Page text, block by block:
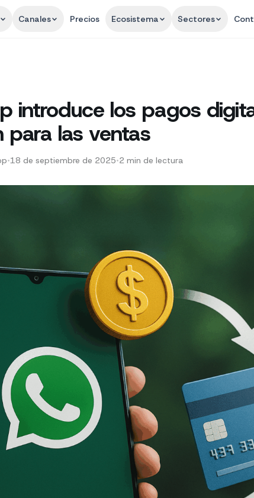
Canales Precios Ecosistema Sectores
introduce los pagos
para las ventas
•18 de septiembre de 2025•2 min de lectura